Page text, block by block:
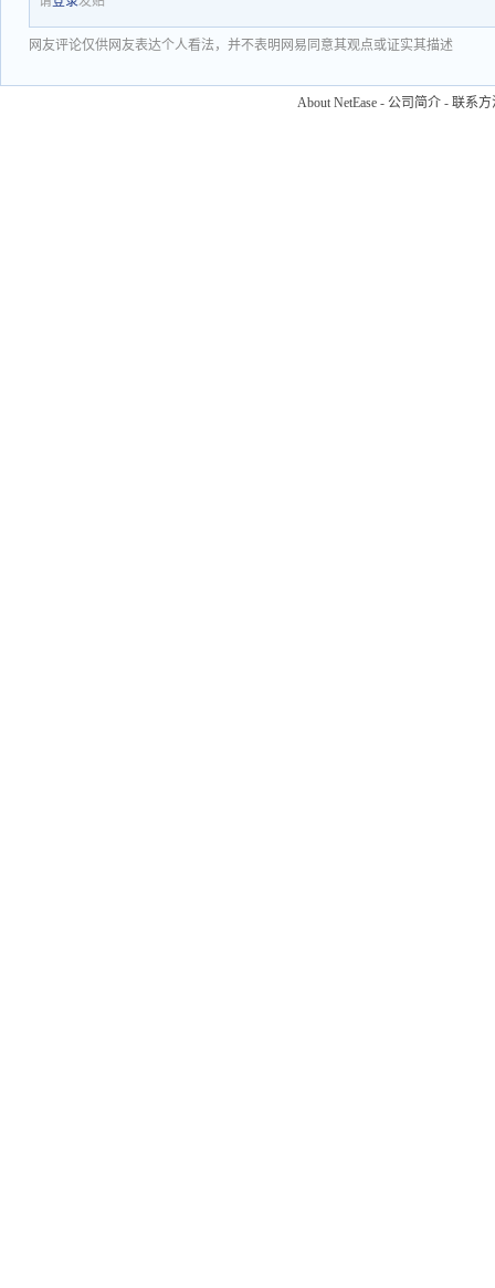
网友评论仅供网友表达个人看法，并不表明网易同意其观点或证实其描述
About NetEase - 公司简介 - 联系方